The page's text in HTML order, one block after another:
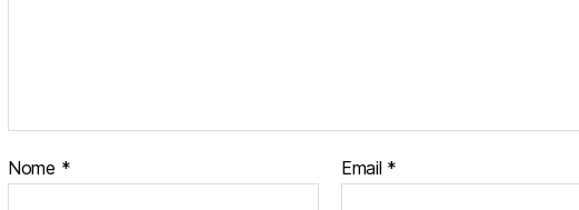
Nome * Email *